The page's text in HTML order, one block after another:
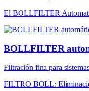
El BOLLFILTER
BOLLFILTER
Filtración fina para
FILTRO BOLL: